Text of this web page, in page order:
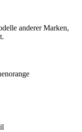
anderer Marken,